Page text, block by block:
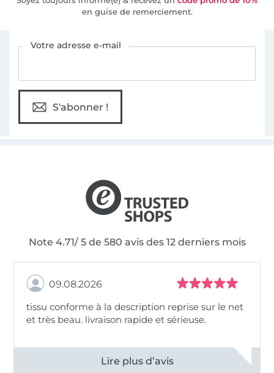
en guise de remerciement.
Votre adresse e-mail
S'abonner !
Note 4.71/ 5 de 580 avis des 12 derniers mois
09.08.2026
tissu conforme à la description reprise sur le net
et très beau. livraison rapide et sérieuse.
Voir tous les 11498 commentaires